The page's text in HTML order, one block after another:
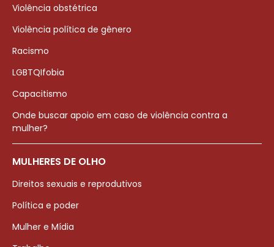
Violência obstétrica
Violência política de gênero
Racismo
LGBTQIfobia
Capacitismo
Onde buscar apoio em caso de violência contra a
mulher?
MULHERES DE OLHO
Direitos sexuais e reprodutivos
Política e poder
Mulher e Mídia